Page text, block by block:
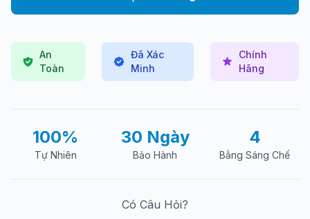
An
Toàn
Đã Xác
Minh
Chính
Hãng
100%
Tự Nhiên
30 Ngày
Bảo Hành
4
Bằng Sáng Chế
Có Câu Hỏi?